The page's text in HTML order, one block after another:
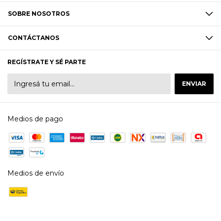
SOBRE NOSOTROS
CONTÁCTANOS
REGÍSTRATE Y SÉ PARTE
Medios de pago
Medios de envío